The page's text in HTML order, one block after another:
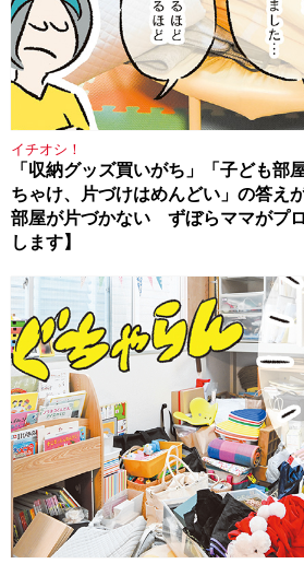
イチオシ！
「収納グッズ買いがち」「子ども部
ちゃけ、片づけはめんどい」の答え
部屋が片づかない ずぼらママがプ
します】